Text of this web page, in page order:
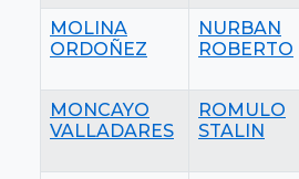
MOLINA
ORDOÑEZ
NURBAN
ROBERTO
MONCAYO
VALLADARES
ROMULO
STALIN